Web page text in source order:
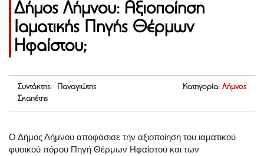
Δήμος Λήμνου: Aξιοποίηση
Iαματικής Πηγής Θέρμων
Ηφαίστου;
Συντάκτης: Παναγιώτης
Σκαπέτης
Κατηγορία: Λήμνος
Ο Δήμος Λήμνου αποφάσισε την αξιοποίηση του ιαματικού
φυσικού πόρου Πηγή Θέρμων Ηφαίστου και των